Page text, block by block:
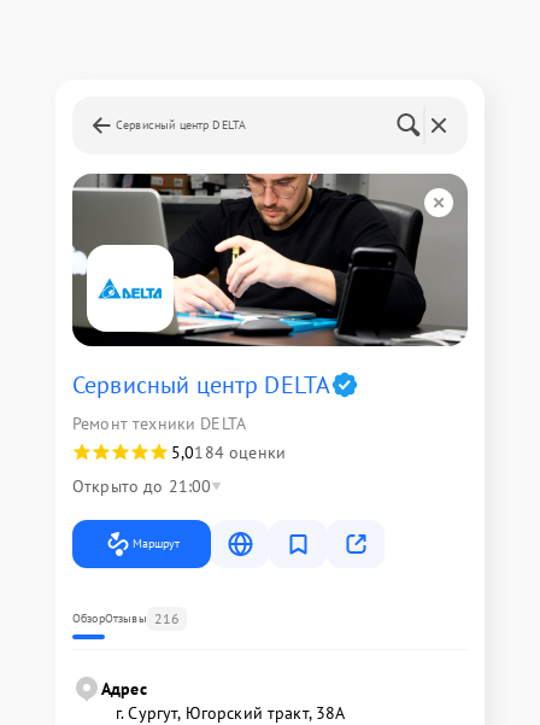
Сервисный центр DELTA
Сервисный центр DELTA
Ремонт техники DELTA
5,0184 оценки
Открыто до 21:00
Маршрут
ОбзорОтзывы 216
Адрес
г. Сургут, Югорский тракт, 38А